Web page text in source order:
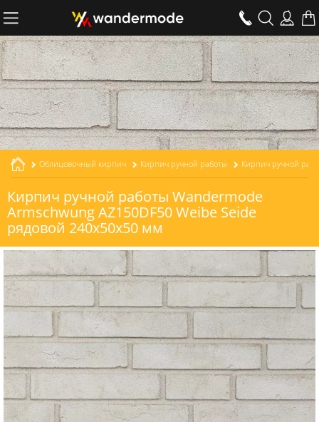
Облицовочный кирпич Кирпич ручной работы
Кирпич ручной работы Wandermode
Armschwung AZ150DF50 Weibe Seide
рядовой 240x50x50 мм